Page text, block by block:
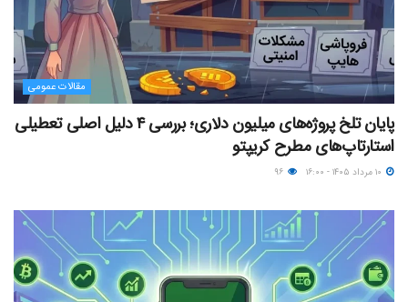
مقالات عمومی
پایان تلخ پروژه‌های میلیون دلاری؛ بررسی ۴ دلیل اصلی تعطیلی
استارتاپ‌های مطرح کریپتو